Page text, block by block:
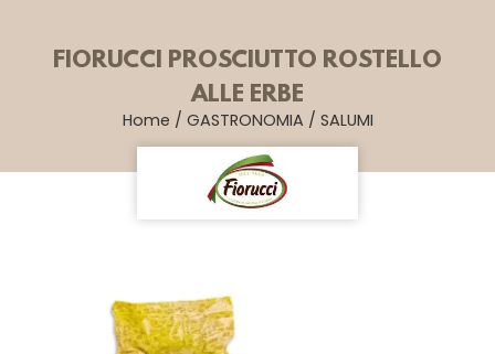
FIORUCCI PROSCIUTTO ROSTELLO
ALLE ERBE
Home / GASTRONOMIA / SALUMI